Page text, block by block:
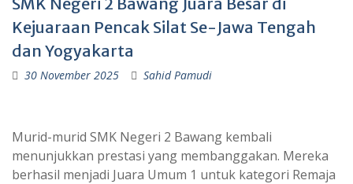
Kejuaraan Pencak Silat Se-Jawa Tengah
dan Yogyakarta
30 November 2025 Sahid Pamudi
Murid-murid SMK Negeri 2 Bawang kembali
menunjukkan prestasi yang membanggakan. Mereka
berhasil menjadi Juara Umum 1 untuk kategori Remaja